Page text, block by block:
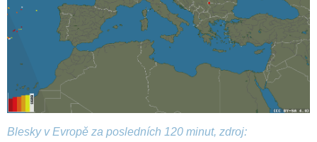
Blesky v Evropě za posledních 120 minut, zdroj: